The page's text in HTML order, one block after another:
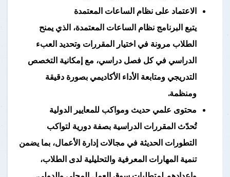
الاعتماد على نظام الساعات المعتمدة
يتبع البرنامج نظام الساعات المعتمدة، الذي يمنح
الطلاب مرونة في اختيار المقررات وتحديد العبء
الدراسي في كل فصل دراسي، مع إمكانية التخصص
التدريجي ومتابعة الأداء الأكاديمي بصورة دقيقة
ومنظمة.
محتوى علمي حديث ومواكب للمعايير الدولية
تُحدّث المقررات الدراسية بصفة دورية لتواكب
التطورات الحديثة في مجالات إدارة الأعمال، بما يضمن
تنمية المهارات المعرفية والتحليلية لدى الطلاب،